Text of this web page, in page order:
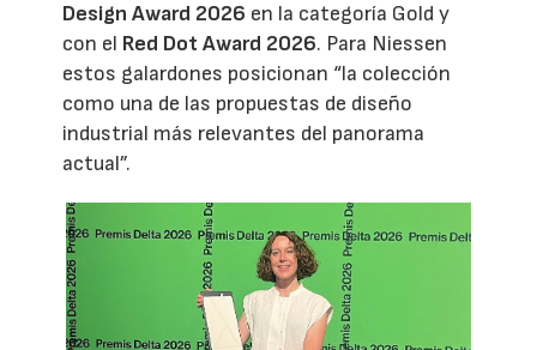
Design Award 2026 en la categoría Gold y
con el Red Dot Award 2026. Para Niessen
estos galardones posicionan “la colección
como una de las propuestas de diseño
industrial más relevantes del panorama
actual”.